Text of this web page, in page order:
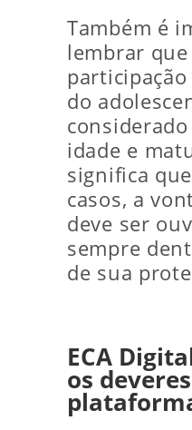
Também é
lembrar
do
idade e
significa
casos, a
deve ser
sempre
de sua
ECA
os